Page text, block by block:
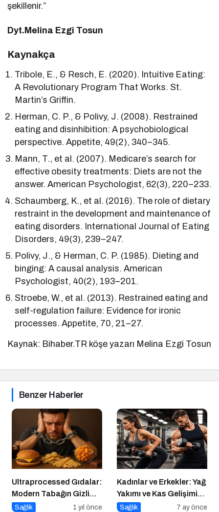
şekillenir.”
Dyt.Melina Ezgi Tosun
Kaynakça
Tribole, E., & Resch, E. (2020). Intuitive Eating:
A Revolutionary Program That Works. St.
Martin’s Griffin.
Herman, C. P., & Polivy, J. (2008). Restrained
eating and disinhibition: A psychobiological
perspective. Appetite, 49(2), 340–345.
Mann, T., et al. (2007). Medicare’s search for
effective obesity treatments: Diets are not the
answer. American Psychologist, 62(3), 220–233.
Schaumberg, K., et al. (2016). The role of dietary
restraint in the development and maintenance of
eating disorders. International Journal of Eating
Disorders, 49(3), 239–247.
Polivy, J., & Herman, C. P. (1985). Dieting and
binging: A causal analysis. American
Psychologist, 40(2), 193–201.
Stroebe, W., et al. (2013). Restrained eating and
self-regulation failure: Evidence for ironic
processes. Appetite, 70, 21–27.
Kaynak: Bihaber.TR köşe yazarı Melina Ezgi Tosun
Benzer Haberler
Ultraprocessed Gıdalar:
Modern Tabağın Gizli
Psikobiyolojisi
Sağlık 1 yıl önce
Kadınlar ve Erkekler: Yağ
Yakımı ve Kas Gelişimi
Arasındaki Farklar
Sağlık 7 ay önce